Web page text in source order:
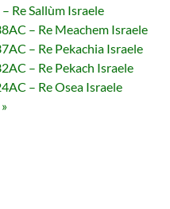
Re Sallùm Israele
– Re Meachem Israele
– Re Pekachia Israele
– Re Pekach Israele
– Re Osea Israele